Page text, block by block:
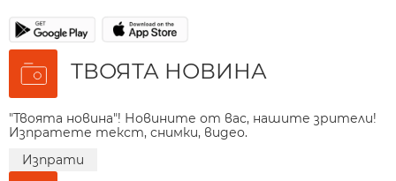
ТВОЯТА НОВИНА
"Твоята новина"! Новините от вас, нашите зрители!
Изпратете текст, снимки, видео.
Изпрати